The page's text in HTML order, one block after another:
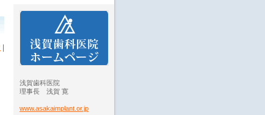
浅賀歯科医院
理事長 浅賀 寛
www.asakaimplant.or.jp